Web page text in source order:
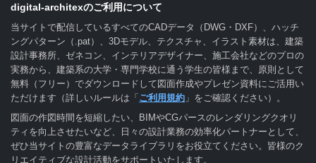
digital-architexのご利用について
当サイトで配信しているすべてのCADデータ（DWG・DXF）、ハッチ
ングパターン（.pat）、3Dモデル、テクスチャ、イラスト素材は、建築
設計事務所、ゼネコン、インテリアデザイナー、施工会社などのプロの
実務から、建築系の大学・専門学校に通う学生の皆様まで、原則として
無料（フリー）でダウンロードして図面作成やプレゼン資料にご活用い
ただけます（詳しいルールは「ご利用規約 」をご確認ください）。
図面の作図時間を短縮したい、BIMやCGパースのレンダリングクオリ
ティを向上させたいなど、日々の設計業務の効率化パートナーとして、
ぜひ当サイトの豊富なデータライブラリをお役立てください。皆様のク
リエイティブな設計活動をサポートいたします。